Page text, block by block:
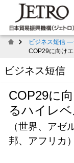
ビジネス短信 ―
COP29に向け
ビジネス短信
COP29に
るハイレ
（世界、アゼ
邦、アフリカ）